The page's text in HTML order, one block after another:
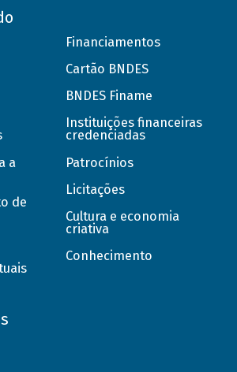
a
de
Financiamentos
Cartão BNDES
BNDES Finame
Instituições financeiras
credenciadas
Patrocínios
Licitações
Cultura e economia
criativa
Conhecimento